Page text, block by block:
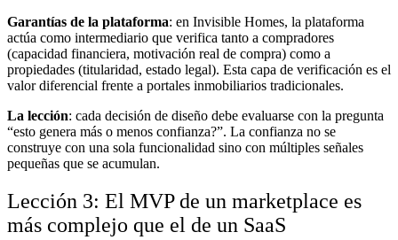
Garantías de la plataforma: en Invisible Homes, la plataforma
actúa como intermediario que verifica tanto a compradores
(capacidad financiera, motivación real de compra) como a
propiedades (titularidad, estado legal). Esta capa de verificación es el
valor diferencial frente a portales inmobiliarios tradicionales.
La lección: cada decisión de diseño debe evaluarse con la pregunta
“esto genera más o menos confianza?”. La confianza no se
construye con una sola funcionalidad sino con múltiples señales
pequeñas que se acumulan.
Lección 3: El MVP de un marketplace es
más complejo que el de un SaaS